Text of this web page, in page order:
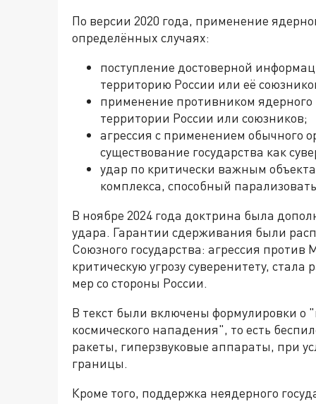
По версии 2020 года, применение
определённых случаях:
поступление достоверной
территорию России или её
применение противником
территории России или союзников;
агрессия с применением обычного
существование государства как
удар по критически важным
комплекса, способный
В ноябре 2024 года доктрина была
удара. Гарантии сдерживания были
Союзного государства: агрессия
критическую угрозу суверенитету,
мер со стороны России.
В текст были включены формулировки о
космического нападения", то есть
ракеты, гиперзвуковые аппараты, при
границы.
Кроме того, поддержка неядерного